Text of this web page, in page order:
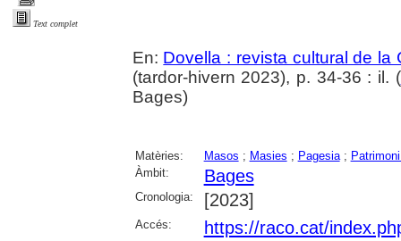
Text complet
En: Dovella : revista cultural de la
(tardor-hivern 2023), p. 34-36 : il. (
Bages)
Matèries: Masos ; Masies ; Pagesia;
Àmbit:
Bages
Cronologia: [2023]
Accés: https://raco.cat/